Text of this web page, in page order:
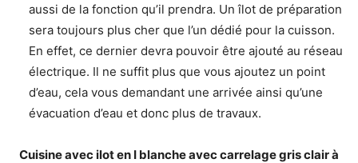
aussi de la fonction qu’il prendra. Un îlot de préparation
sera toujours plus cher que l’un dédié pour la cuisson.
En effet, ce dernier devra pouvoir être ajouté au réseau
électrique. Il ne suffit plus que vous ajoutez un point
d’eau, cela vous demandant une arrivée ainsi qu’une
évacuation d’eau et donc plus de travaux.
Cuisine avec ilot en I blanche avec carrelage gris clair à